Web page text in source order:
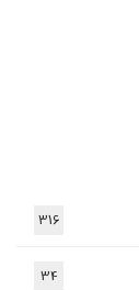
316
34